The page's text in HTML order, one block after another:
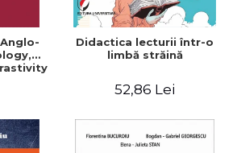
Didactica lecturii într-o
limbă străină
52,86 Lei